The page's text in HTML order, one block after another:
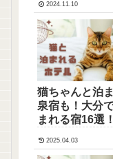
2024.11.10
猫ちゃんと泊
泉宿も！大分
まれる宿16選！
2025.04.03